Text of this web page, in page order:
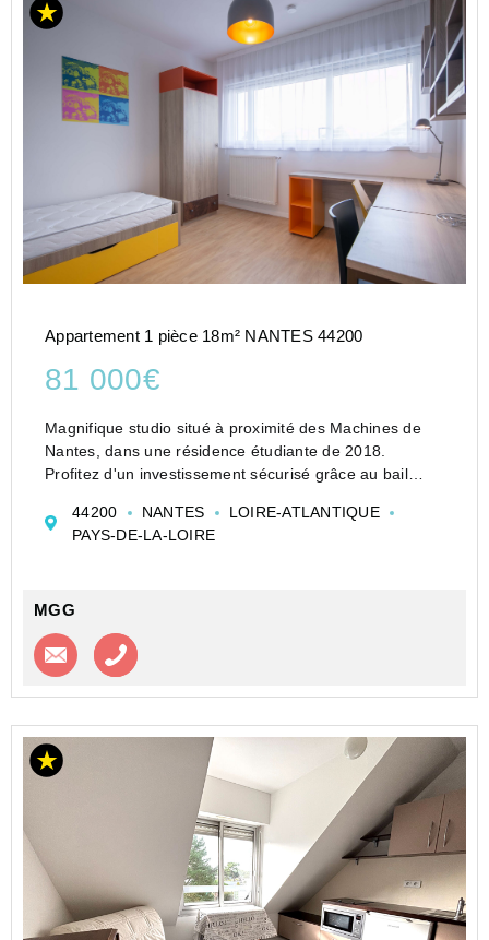
Appartement 1 pièce 18m² NANTES 44200
81 000€
Magnifique studio situé à proximité des Machines de
Nantes, dans une résidence étudiante de 2018.
Profitez d'un investissement sécurisé grâce au bail
Ce studio de 18.48 m2, situé au 3ème étage, o...
44200 NANTES
LOIRE-ATLANTIQUE
PAYS-DE-LA-LOIRE
MGG
Contacter l'agence